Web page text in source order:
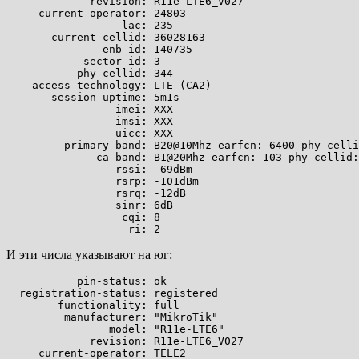
     current-operator: 24803
                  lac: 235
       current-cellid: 36028163
               enb-id: 140735
            sector-id: 3
           phy-cellid: 344
    access-technology: LTE (CA2)
       session-uptime: 5m1s
                 imei: XXX
                 imsi: XXX
                 uicc: XXX
primary-band: B20@10Mhz earfcn: 6400 phy-
ca-band: B1@20Mhz earfcn: 103 phy-
                 rssi: -69dBm
                 rsrp: -101dBm
                 rsrq: -12dB
                 sinr: 6dB
                  cqi: 8
И эти числа указывают на юг:
           pin-status: ok
  registration-status: registered
        functionality: full
         manufacturer: "MikroTik"
                model: "R11e-LTE6"
             revision: R11e-LTE6_V027
     current-operator: TELE2